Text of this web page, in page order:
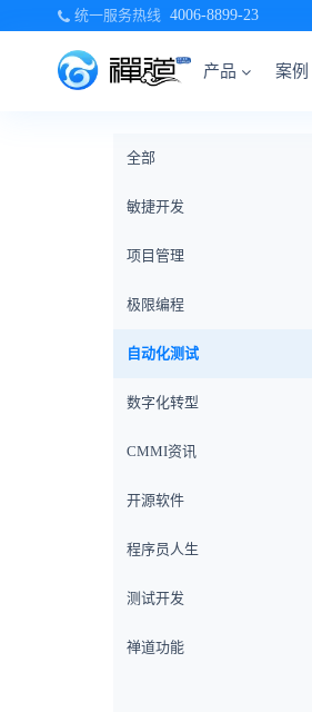
统一服务热线 4006-8899-23
产品 案例
全部
敏捷开发
项目管理
极限编程
自动化测试
数字化转型
CMMI资讯
开源软件
程序员人生
测试开发
禅道功能